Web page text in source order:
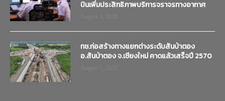
บินเพิ่มประสิทธิภาพบริการจราจรทางอากาศ
ทช.ก่อสร้างทางแยกต่างระดับสันป่าตอง
อ.สันป่าตอง จ.เชียงใหม่ คาดแล้วเสร็จปี 2570